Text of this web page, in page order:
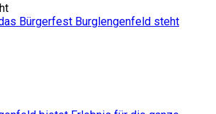
Bürgerfest Burglengenfeld steht